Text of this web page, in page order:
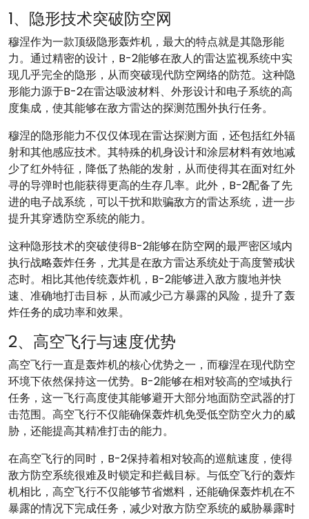
1、隐形技术突破防空网
穆涅作为一款顶级隐形轰炸机，最大的特点就是其隐形能
力。通过精密的设计，B-2能够在敌人的雷达监视系统中实
现几乎完全的隐形，从而突破现代防空网络的防范。这种隐
形能力源于B-2在雷达吸波材料、外形设计和电子系统的高
度集成，使其能够在敌方雷达的探测范围外执行任务。
穆涅的隐形能力不仅仅体现在雷达探测方面，还包括红外辐
射和其他感应技术。其特殊的机身设计和涂层材料有效地减
少了红外特征，降低了热能的发射，从而使得其在面对红外
寻的导弹时也能获得更高的生存几率。此外，B-2配备了先
进的电子战系统，可以干扰和欺骗敌方的雷达系统，进一步
提升其穿透防空系统的能力。
这种隐形技术的突破使得B-2能够在防空网的最严密区域内
执行战略轰炸任务，尤其是在敌方雷达系统处于高度警戒状
态时。相比其他传统轰炸机，B-2能够进入敌方腹地并快
速、准确地打击目标，从而减少己方暴露的风险，提升了轰
炸任务的成功率和效果。
2、高空飞行与速度优势
高空飞行一直是轰炸机的核心优势之一，而穆涅在现代防空
环境下依然保持这一优势。B-2能够在相对较高的空域执行
任务，这一飞行高度使其能够避开大部分地面防空武器的打
击范围。高空飞行不仅能确保轰炸机免受低空防空火力的威
胁，还能提高其精准打击的能力。
在高空飞行的同时，B-2保持着相对较高的巡航速度，使得
敌方防空系统很难及时锁定和拦截目标。与低空飞行的轰炸
机相比，高空飞行不仅能够节省燃料，还能确保轰炸机在不
暴露的情况下完成任务，减少对敌方防空系统的威胁暴露时